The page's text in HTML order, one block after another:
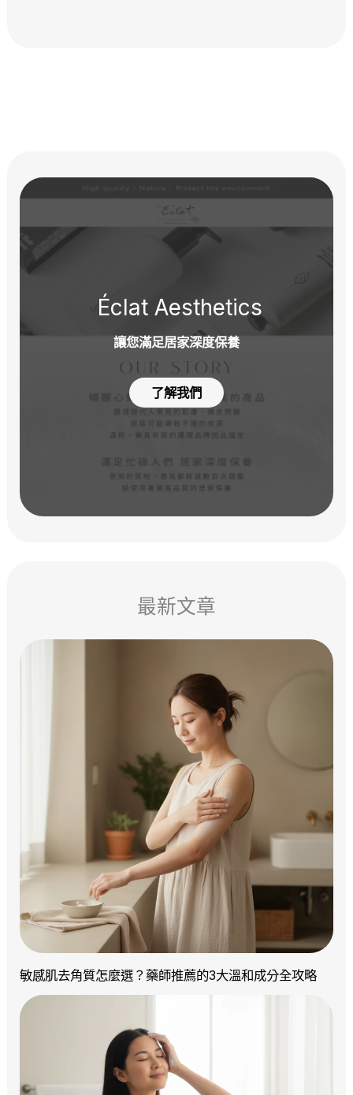
Éclat Aesthetics
讓您滿足居家深度保養
了解我們
最新文章
敏感肌去角質怎麼選？藥師推薦的3大溫和成分全攻略